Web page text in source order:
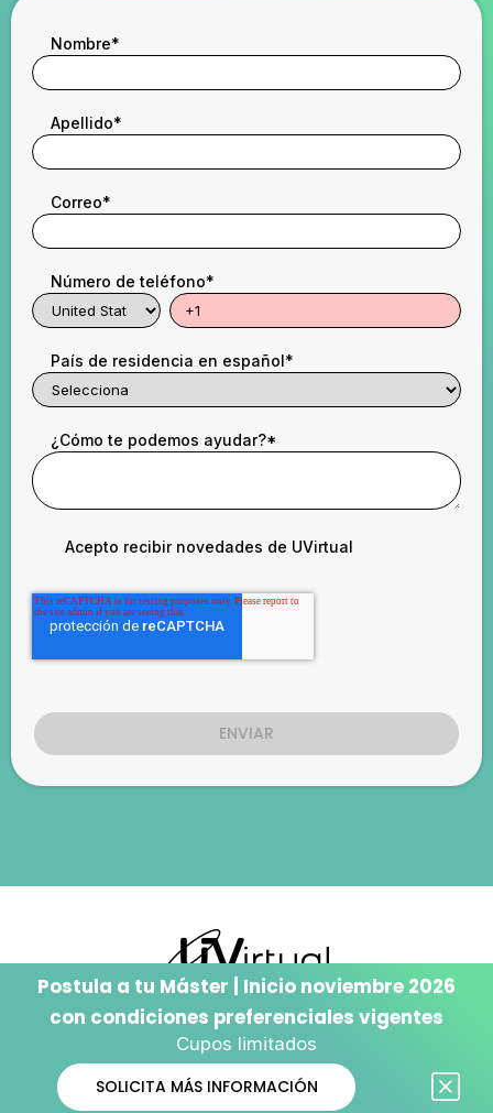
Nombre*
Apellido*
Correo*
Número de teléfono*
País de residencia en español*
¿Cómo te podemos ayudar?*
Acepto recibir novedades de UVirtual
2024 © UVirtual Inc. Todos los derechos reservados.
Postula a tu Máster | Inicio noviembre 2026
con condiciones preferenciales vigentes
Cupos limitados
SOLICITA MÁS INFORMACIÓN